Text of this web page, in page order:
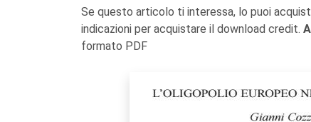
Se questo articolo ti interessa, lo puoi
indicazioni per acquistare il download credit.
formato PDF